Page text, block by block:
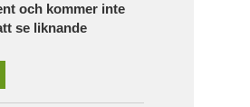
och kommer inte
se liknande